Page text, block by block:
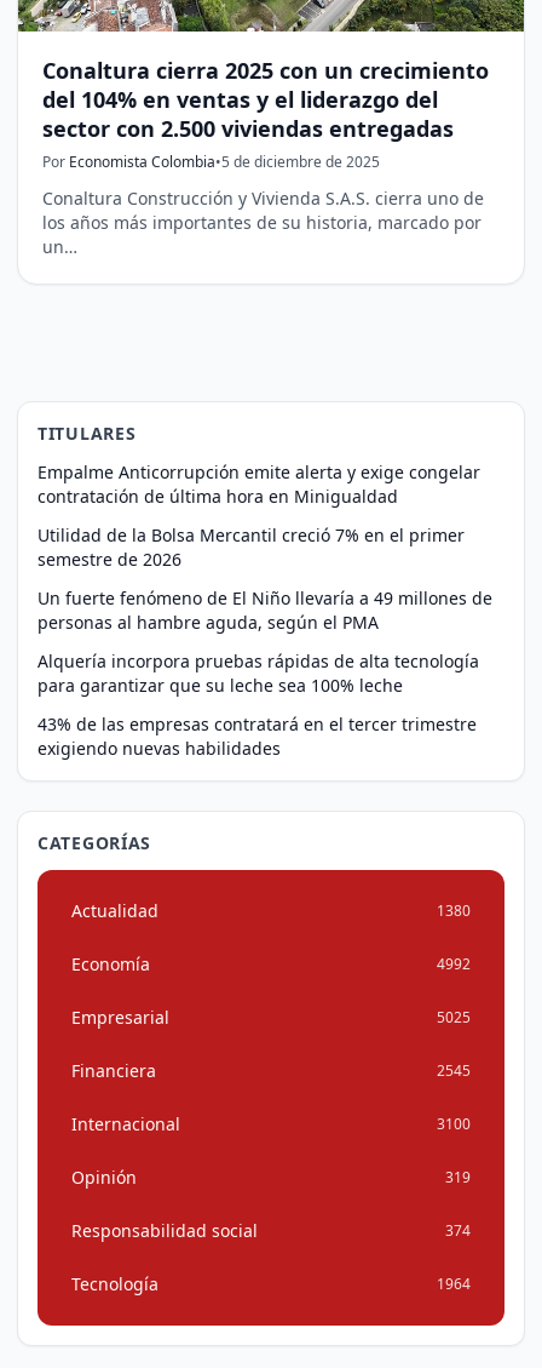
Conaltura cierra 2025 con un crecimiento
del 104% en ventas y el liderazgo del
sector con 2.500 viviendas entregadas
Por Economista Colombia•5 de diciembre de 2025
Conaltura Construcción y Vivienda S.A.S. cierra uno de
los años más importantes de su historia, marcado por
un…
TITULARES
Empalme Anticorrupción emite alerta y exige congelar
contratación de última hora en Minigualdad
Utilidad de la Bolsa Mercantil creció 7% en el primer
semestre de 2026
Un fuerte fenómeno de El Niño llevaría a 49 millones de
personas al hambre aguda, según el PMA
Alquería incorpora pruebas rápidas de alta tecnología
para garantizar que su leche sea 100% leche
43% de las empresas contratará en el tercer trimestre
exigiendo nuevas habilidades
CATEGORÍAS
Actualidad 1380
Economía 4992
Empresarial 5025
Financiera 2545
Internacional 3100
Opinión 319
Responsabilidad social 374
Tecnología 1964